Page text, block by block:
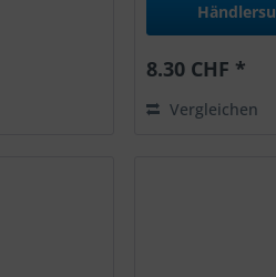
8.30 CHF *
Vergleichen